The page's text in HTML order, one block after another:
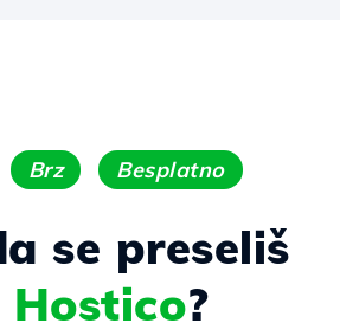
Brz Besplatno
se preseliš
Hostico?